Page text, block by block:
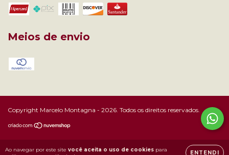
Ao navegar por este site você aceita o uso de cookies para
ENTENDI
Meios de envio
Copyright Marcelo Montagna - 2026. Todos os direitos reservados.